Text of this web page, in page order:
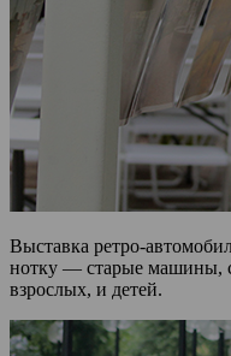
Выставка ретро-
нотку — старые машины,
взрослых, и детей.